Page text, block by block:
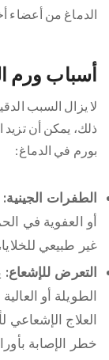
الدماغ من أعضاء
أسباب ورم
لا يزال السبب
ذلك، يمكن أن تزيد
بورم في الدماغ:
الطفرات الجينية:
أو العفوية في
غير طبيعي
التعرض للإشعاع:
الطويلة أو
العلاج الإشعاعي
خطر الإصابة